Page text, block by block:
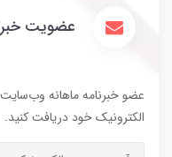
عضویت
عضو خبرنامه ماهانه
الکترونیک خود دریافت کنید.